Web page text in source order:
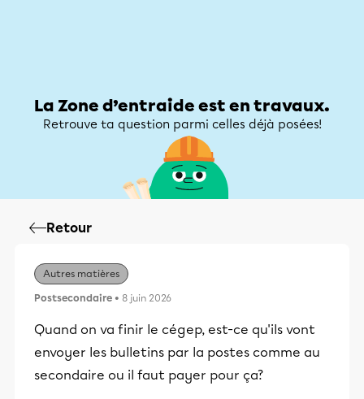
La Zone d’entraide est en travaux.
Retrouve ta question parmi celles déjà posées!
Retour
Autres matières
Postsecondaire • 8 juin 2026
Quand on va finir le cégep, est-ce qu'ils vont
envoyer les bulletins par la postes comme au
secondaire ou il faut payer pour ça?